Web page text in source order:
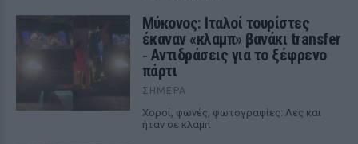
Μύκονος: Ιταλοί τουρίστες
έκαναν «κλαμπ» βανάκι transfer
‑ Αντιδράσεις για το ξέφρενο
πάρτι
ΣΉΜΕΡΑ
Χοροί, φωνές, φωτογραφίες: Λες και
ήταν σε κλαμπ